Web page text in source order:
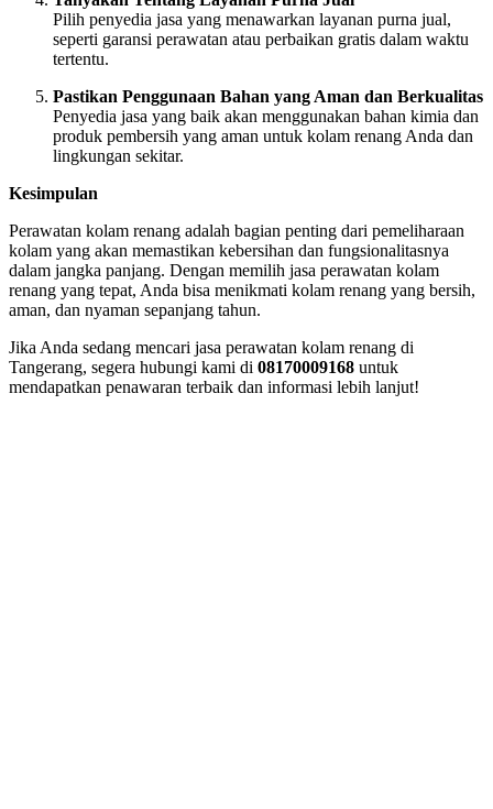
Pilih penyedia jasa yang menawarkan layanan purna jual,
seperti garansi perawatan atau perbaikan gratis dalam waktu
tertentu.
Pastikan Penggunaan Bahan yang Aman dan Berkualitas
Penyedia jasa yang baik akan menggunakan bahan kimia dan
produk pembersih yang aman untuk kolam renang Anda dan
lingkungan sekitar.
Kesimpulan
Perawatan kolam renang adalah bagian penting dari pemeliharaan
kolam yang akan memastikan kebersihan dan fungsionalitasnya
dalam jangka panjang. Dengan memilih jasa perawatan kolam
renang yang tepat, Anda bisa menikmati kolam renang yang bersih,
aman, dan nyaman sepanjang tahun.
Jika Anda sedang mencari jasa perawatan kolam renang di
Tangerang, segera hubungi kami di 08170009168 untuk
mendapatkan penawaran terbaik dan informasi lebih lanjut!